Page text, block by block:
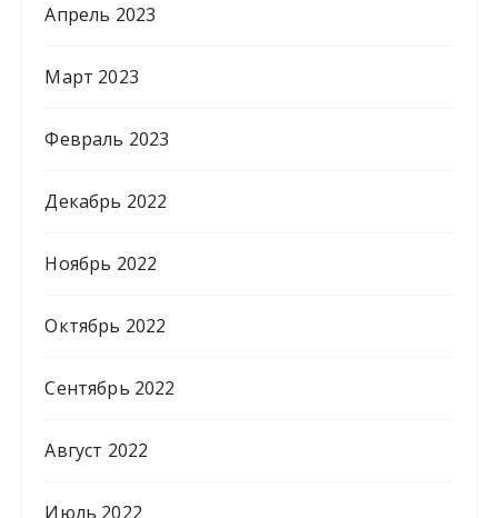
Апрель 2023
Март 2023
Февраль 2023
Декабрь 2022
Ноябрь 2022
Октябрь 2022
Сентябрь 2022
Август 2022
Июль 2022